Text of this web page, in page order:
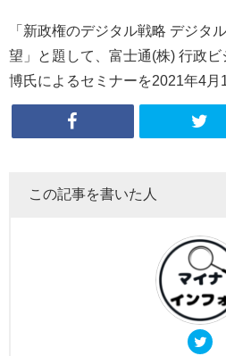
「新政権のデジタル戦略 デジタ
望」と題して、富士通(株) 行政ビ
博氏によるセミナーを2021年4月
この記事を書いた人